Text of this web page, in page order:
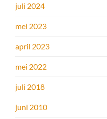
juli 2024
mei 2023
april 2023
mei 2022
juli 2018
juni 2010